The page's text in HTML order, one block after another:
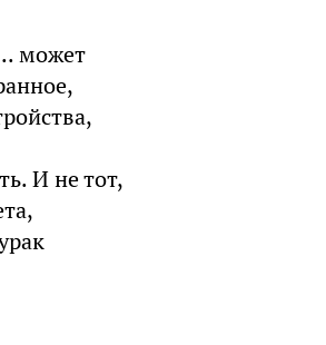
может
И не тот,